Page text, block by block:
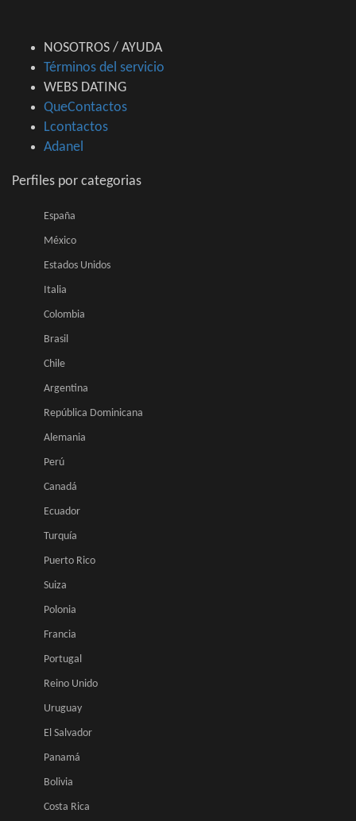
NOSOTROS / AYUDA
Términos del servicio
WEBS DATING
QueContactos
Lcontactos
Adanel
Perfiles por categorias
España
México
Estados Unidos
Italia
Colombia
Brasil
Chile
Argentina
República Dominicana
Alemania
Perú
Canadá
Ecuador
Turquía
Puerto Rico
Suiza
Polonia
Francia
Portugal
Reino Unido
Uruguay
El Salvador
Panamá
Bolivia
Costa Rica